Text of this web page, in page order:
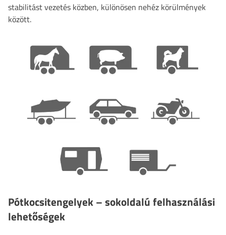
stabilitást vezetés közben, különösen nehéz körülmények
között.
Pótkocsitengelyek – sokoldalú felhasználási
lehetőségek